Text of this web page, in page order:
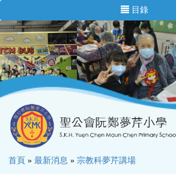
目錄
首頁 » 最新消息 » 宗教科夢芹講場